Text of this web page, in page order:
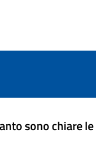
sono chiare